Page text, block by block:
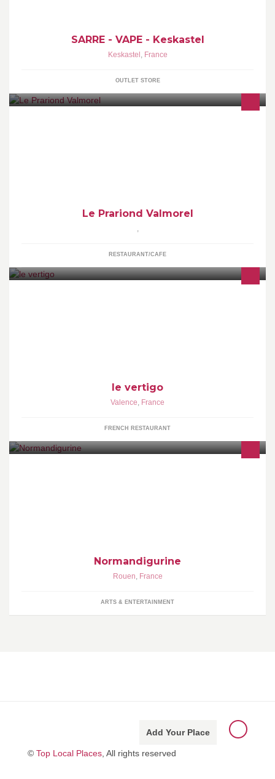
SARRE - VAPE - Keskastel
Keskastel , France
OUTLET STORE
Le Prariond Valmorel
,
RESTAURANT/CAFE
le vertigo
Valence, France
FRENCH RESTAURANT
Normandigurine
Rouen, France
ARTS & ENTERTAINMENT
Add Your Place
© Top Local Places , All rights reserved